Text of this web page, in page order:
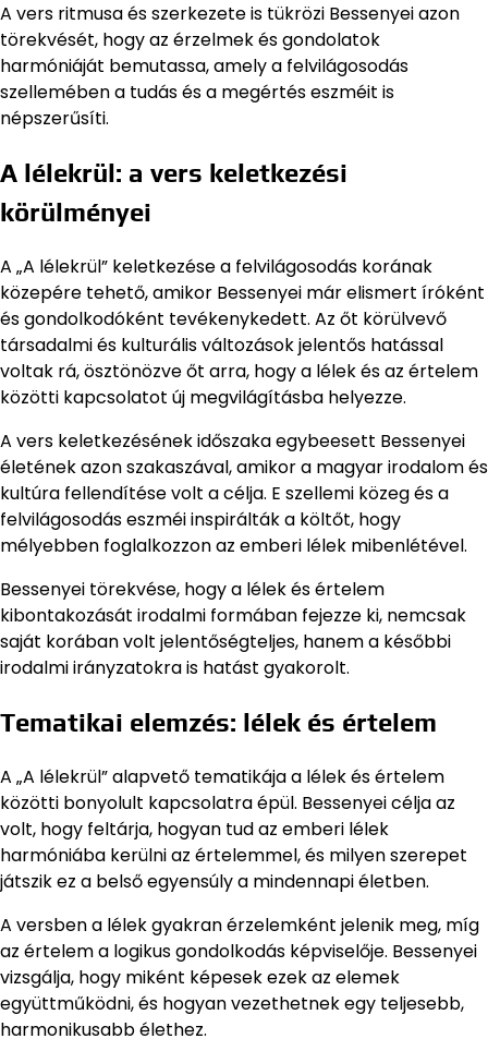
A vers ritmusa és szerkezete is tükrözi Bessenyei azon
törekvését, hogy az érzelmek és gondolatok
harmóniáját bemutassa, amely a felvilágosodás
szellemében a tudás és a megértés eszméit is
népszerűsíti.
A lélekrül: a vers keletkezési
körülményei
A „A lélekrül” keletkezése a felvilágosodás korának
közepére tehető, amikor Bessenyei már elismert íróként
és gondolkodóként tevékenykedett. Az őt körülvevő
társadalmi és kulturális változások jelentős hatással
voltak rá, ösztönözve őt arra, hogy a lélek és az értelem
közötti kapcsolatot új megvilágításba helyezze.
A vers keletkezésének időszaka egybeesett Bessenyei
életének azon szakaszával, amikor a magyar irodalom és
kultúra fellendítése volt a célja. E szellemi közeg és a
felvilágosodás eszméi inspirálták a költőt, hogy
mélyebben foglalkozzon az emberi lélek mibenlétével.
Bessenyei törekvése, hogy a lélek és értelem
kibontakozását irodalmi formában fejezze ki, nemcsak
saját korában volt jelentőségteljes, hanem a későbbi
irodalmi irányzatokra is hatást gyakorolt.
Tematikai elemzés: lélek és értelem
A „A lélekrül” alapvető tematikája a lélek és értelem
közötti bonyolult kapcsolatra épül. Bessenyei célja az
volt, hogy feltárja, hogyan tud az emberi lélek
harmóniába kerülni az értelemmel, és milyen szerepet
játszik ez a belső egyensúly a mindennapi életben.
A versben a lélek gyakran érzelemként jelenik meg, míg
az értelem a logikus gondolkodás képviselője. Bessenyei
vizsgálja, hogy miként képesek ezek az elemek
együttműködni, és hogyan vezethetnek egy teljesebb,
harmonikusabb élethez.